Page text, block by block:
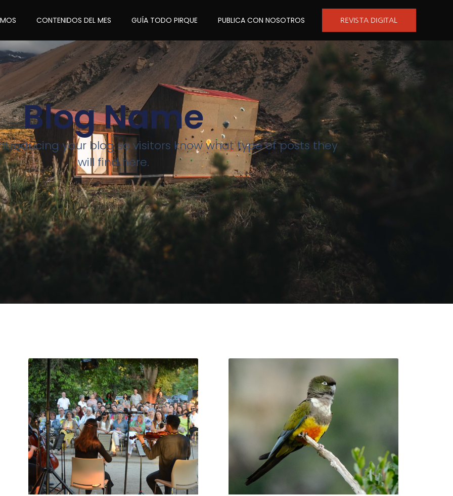
CONTENIDOS DEL MES GUÍA TODO PIRQUE PUBLICA CON NOSOTROS REVISTA DIGITAL
Blog Name
your blog so visitors know what type of posts they
will find here.